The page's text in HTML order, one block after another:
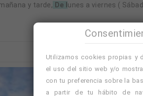
y tarde,
de l unes a viernes (
Utilizamos cookies propias y
el uso del sitio web y/o
con tu preferencia sobre la
a partir de tu hábito de